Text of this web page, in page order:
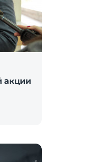
акции